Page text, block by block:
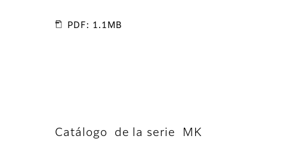
PDF: 1.1MB
Catálogo de la serie MK